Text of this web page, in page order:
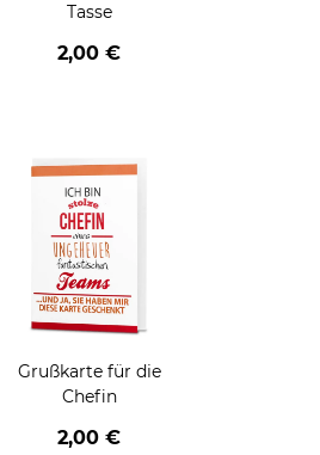
Tasse
2,00 €
Grußkarte für die
Chefin
2,00 €